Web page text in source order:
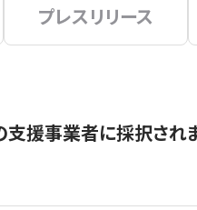
プレスリリース
援事業者に採択され